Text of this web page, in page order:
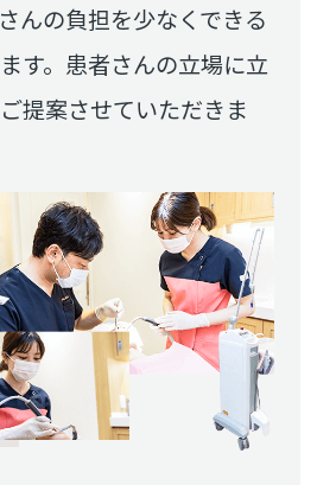
んの負担を少なくできる
す。患者さんの立場に立
提案させていただきま